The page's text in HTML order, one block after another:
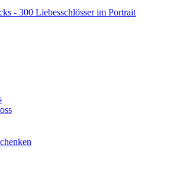
- 300 Liebesschlösser im Portrait